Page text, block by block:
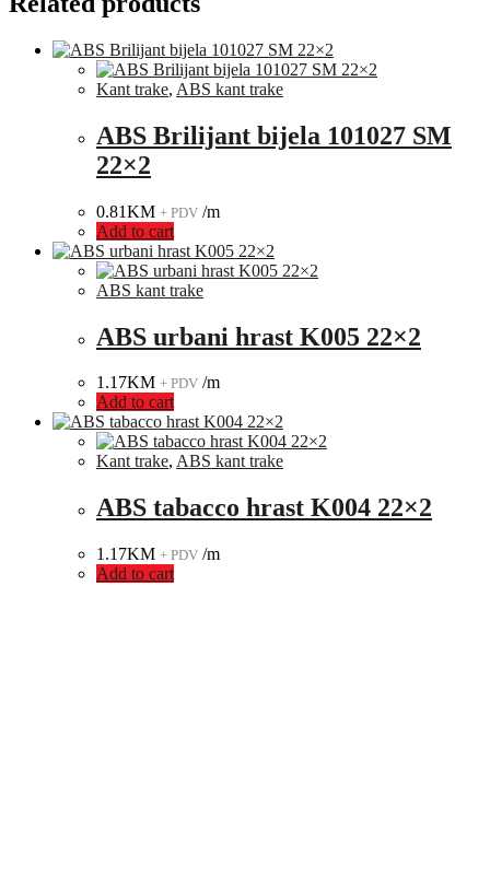
Kant trake, ABS kant trake
ABS Brilijant bijela 101027 SM
22×2
0.81KM + PDV /m
Add to cart
ABS kant trake
ABS urbani hrast K005 22×2
1.17KM + PDV /m
Add to cart
Kant trake, ABS kant trake
ABS tabacco hrast K004 22×2
1.17KM + PDV /m
Add to cart